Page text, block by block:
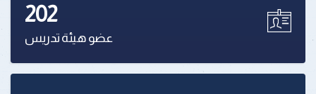
202
عضو هيئة تدريس